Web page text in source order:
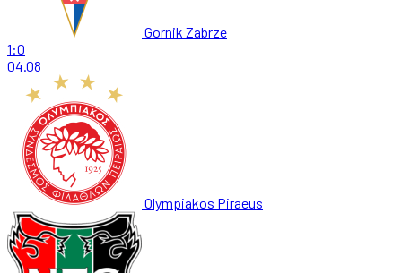
Gornik Zabrze
1:0
04.08
Olympiakos Piraeus